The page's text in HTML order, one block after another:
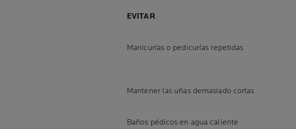
EVITAR
Manicurías o pedicurías repetidas
Mantener las uñas demasiado cortas
Baños pédicos en agua caliente